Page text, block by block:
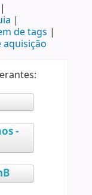
de tags
aquisição
-